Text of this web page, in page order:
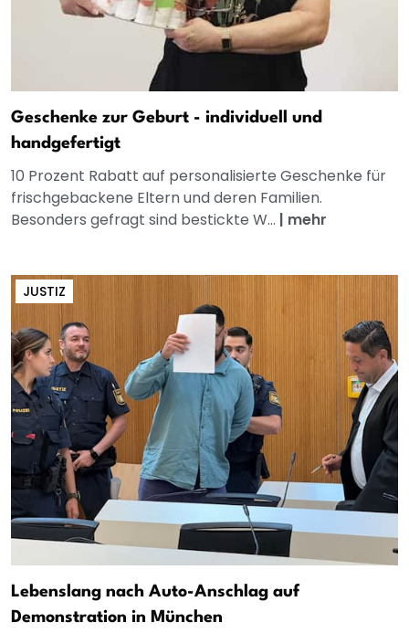
Geschenke zur Geburt - individuell und
handgefertigt
10 Prozent Rabatt auf personalisierte Geschenke für
frischgebackene Eltern und deren Familien.
Besonders gefragt sind bestickte W... | mehr
JUSTIZ
Lebenslang nach Auto-Anschlag auf
Demonstration in München